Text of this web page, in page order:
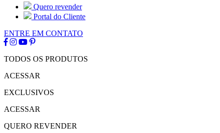
Quero revender
Portal do Cliente
ENTRE EM CONTATO
TODOS OS PRODUTOS
ACESSAR
EXCLUSIVOS
ACESSAR
QUERO REVENDER